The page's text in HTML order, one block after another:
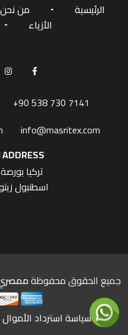
الرئيسية من نحن
الأزياء
+90 538 730 7141
info@masritex.com
(١) تركيا
(٢) اسطنبول
جميع الحقوق محفوظة
سياسة استرداد الأموال